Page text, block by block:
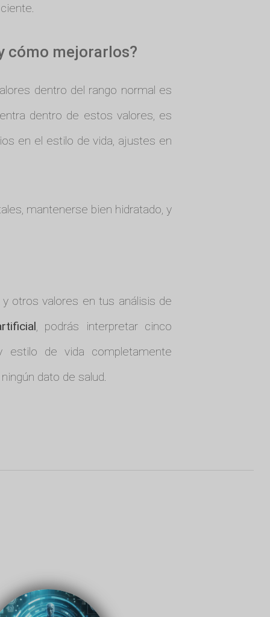
cómo mejorarlos?
dentro del rango normal es
dentro de estos valores, es
en el estilo de vida, ajustes en
mantenerse bien hidratado, y
otros valores en tus análisis de
, podrás interpretar cinco
estilo de vida completamente
dato de salud.